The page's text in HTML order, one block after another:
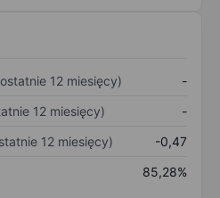
12 miesięcy)
-
12 miesięcy)
-
12 miesięcy)
-0,47
85,28%